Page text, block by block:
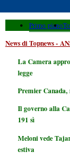
Primo piano
News di Topnews -
La Camera
legge
Premier Canada,
Il governo alla
191 sì
Meloni vede
estiva